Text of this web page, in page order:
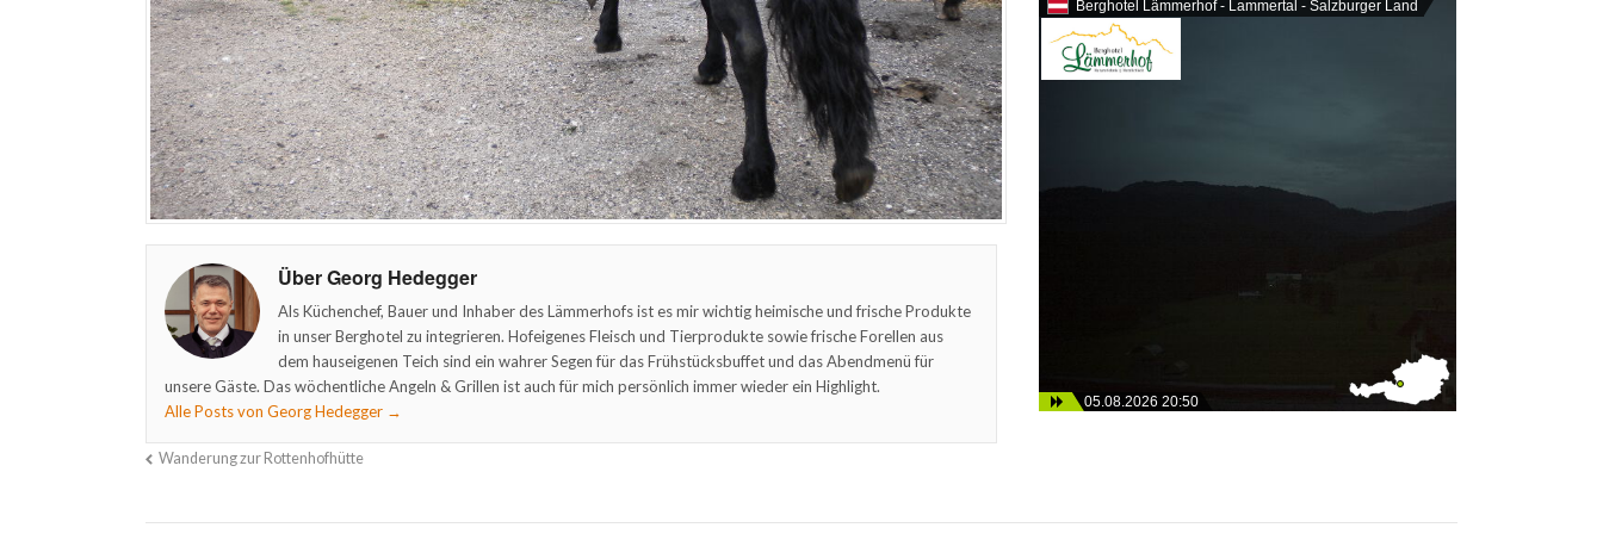
Über Georg Hedegger
Als Küchenchef, Bauer und Inhaber des Lämmerhofs ist es mir wichtig heimische und frische Produkte
in unser Berghotel zu integrieren. Hofeigenes Fleisch und Tierprodukte sowie frische Forellen aus
dem hauseigenen Teich sind ein wahrer Segen für das Frühstücksbuffet und das Abendmenü für
unsere Gäste. Das wöchentliche Angeln & Grillen ist auch für mich persönlich immer wieder ein Highlight.
Alle Posts von Georg Hedegger →
Wanderung zur Rottenhofhütte
Berghotel Lämmerhof - Lammertal - Salzburger Land
05.08.2026 20:50